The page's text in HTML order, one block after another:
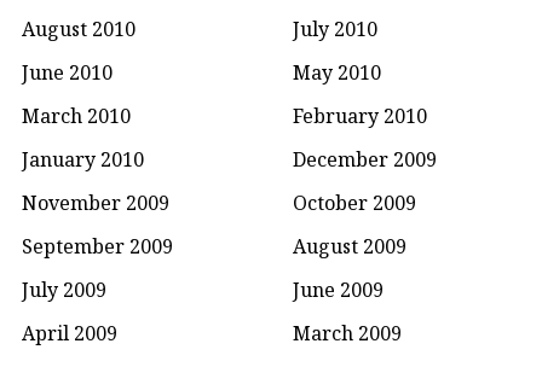
August 2010
July 2010
June 2010
May 2010
March 2010
February 2010
January 2010
December 2009
November 2009
October 2009
September 2009
August 2009
July 2009
June 2009
April 2009
March 2009